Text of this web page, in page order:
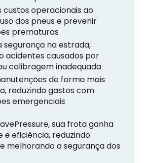
custos operacionais ao
dos pneus e prevenir
prematuras
segurança na estrada,
acidentes causados por
calibragem inadequada
de forma mais
reduzindo gastos com
emergenciais
sua frota ganha
e eficiência, reduzindo
melhorando a segurança dos